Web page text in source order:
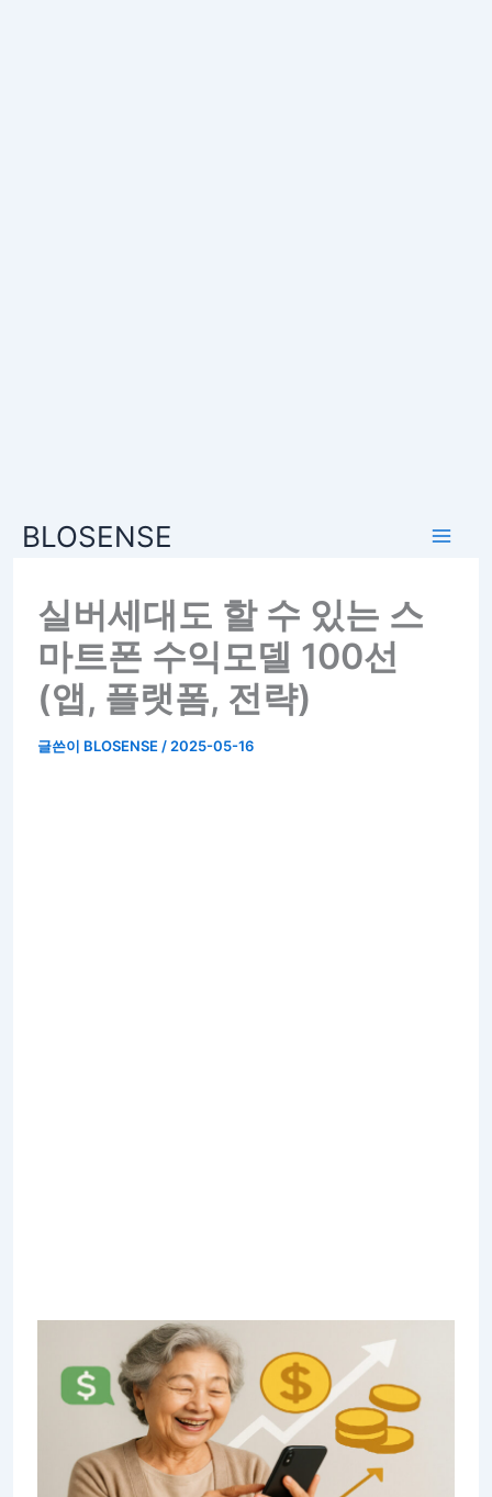
BLOSENSE
실버세대도 할 수 있는 스
마트폰 수익모델 100선
(앱, 플랫폼, 전략)
글쓴이 BLOSENSE / 2025-05-16